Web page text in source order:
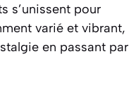
s’unissent pour
varié et vibrant,
en passant par